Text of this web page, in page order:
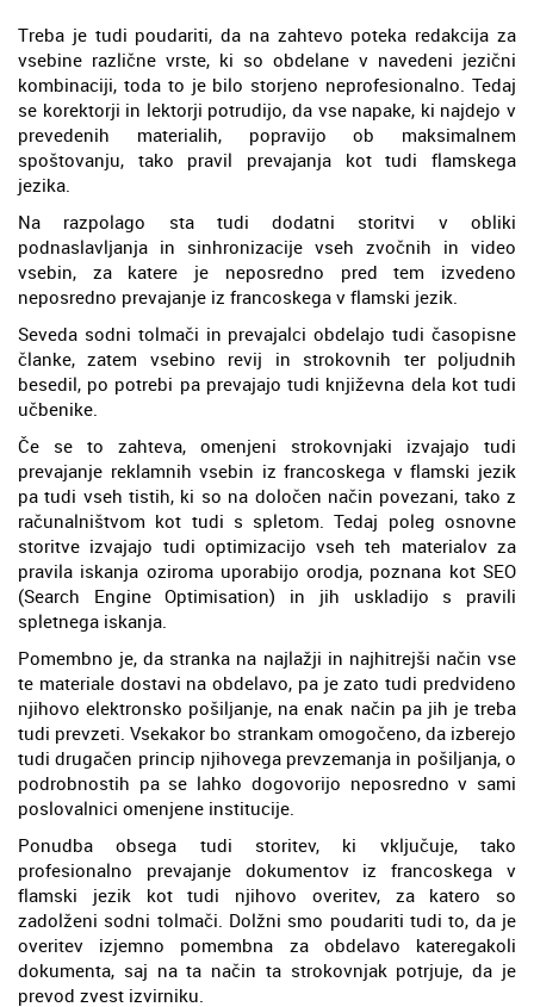
Treba je tudi poudariti, da na zahtevo poteka redakcija za
vsebine različne vrste, ki so obdelane v navedeni jezični
kombinaciji, toda to je bilo storjeno neprofesionalno. Tedaj
se korektorji in lektorji potrudijo, da vse napake, ki najdejo v
prevedenih materialih, popravijo ob maksimalnem
spoštovanju, tako pravil prevajanja kot tudi flamskega
jezika.
Na razpolago sta tudi dodatni storitvi v obliki
podnaslavljanja in sinhronizacije vseh zvočnih in video
vsebin, za katere je neposredno pred tem izvedeno
neposredno prevajanje iz francoskega v flamski jezik.
Seveda sodni tolmači in prevajalci obdelajo tudi časopisne
članke, zatem vsebino revij in strokovnih ter poljudnih
besedil, po potrebi pa prevajajo tudi književna dela kot tudi
učbenike.
Če se to zahteva, omenjeni strokovnjaki izvajajo tudi
prevajanje reklamnih vsebin iz francoskega v flamski jezik
pa tudi vseh tistih, ki so na določen način povezani, tako z
računalništvom kot tudi s spletom. Tedaj poleg osnovne
storitve izvajajo tudi optimizacijo vseh teh materialov za
pravila iskanja oziroma uporabijo orodja, poznana kot SEO
(Search Engine Optimisation) in jih uskladijo s pravili
spletnega iskanja.
Pomembno je, da stranka na najlažji in najhitrejši način vse
te materiale dostavi na obdelavo, pa je zato tudi predvideno
njihovo elektronsko pošiljanje, na enak način pa jih je treba
tudi prevzeti. Vsekakor bo strankam omogočeno, da izberejo
tudi drugačen princip njihovega prevzemanja in pošiljanja, o
podrobnostih pa se lahko dogovorijo neposredno v sami
poslovalnici omenjene institucije.
Ponudba obsega tudi storitev, ki vključuje, tako
profesionalno prevajanje dokumentov iz francoskega v
flamski jezik kot tudi njihovo overitev, za katero so
zadolženi sodni tolmači. Dolžni smo poudariti tudi to, da je
overitev izjemno pomembna za obdelavo kateregakoli
dokumenta, saj na ta način ta strokovnjak potrjuje, da je
prevod zvest izvirniku.